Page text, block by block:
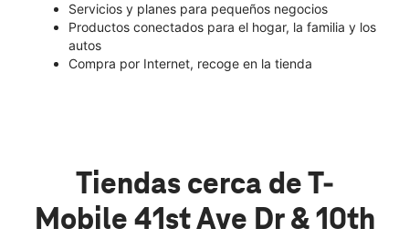
Servicios y planes para pequeños negocios
Productos conectados para el hogar, la familia y los
autos
Compra por Internet, recoge en la tienda
Tiendas cerca de T-
Mobile 41st Ave Dr & 10th